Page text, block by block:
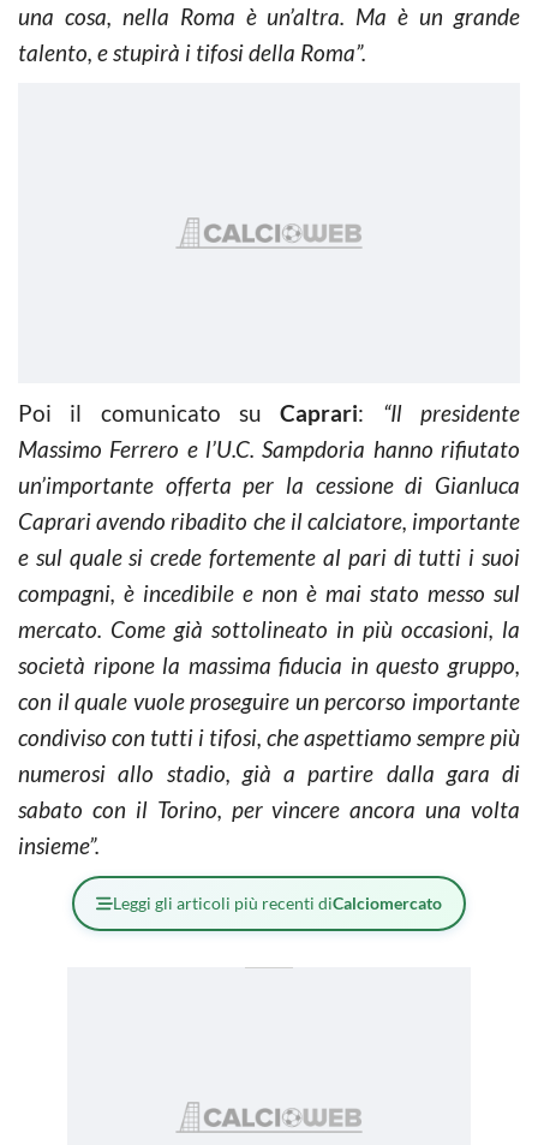
una cosa, nella Roma è un’altra. Ma è un grande
talento, e stupirà i tifosi della Roma”.
Poi il comunicato suCaprari: “Il presidente
Massimo Ferrero e l’U.C. Sampdoria hanno rifiutato
un’importante offerta per la cessione di Gianluca
Caprari avendo ribadito che il calciatore, importante
e sul quale si crede fortemente al pari di tutti i suoi
compagni, è incedibile e non è mai stato messo sul
mercato. Come già sottolineato in più occasioni, la
società ripone la massima fiducia in questo gruppo,
con il quale vuole proseguire un percorso importante
condiviso con tutti i tifosi, che aspettiamo sempre più
numerosi allo stadio, già a partire dalla gara di
sabato con il Torino, per vincere ancora una volta
insieme”.
Leggi gli articoli più recenti diCalciomercato